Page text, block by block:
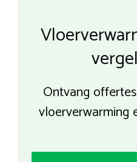
Ontvang
vloerverwarming